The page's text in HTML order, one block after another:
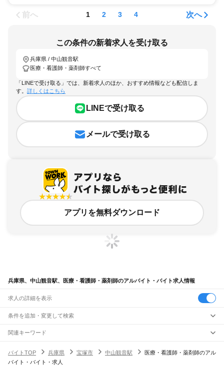
前へ 1 2 3 4 次へ
この条件の新着求人を受け取る
兵庫県 / 中山観音駅
医療・看護師・薬剤師すべて
「LINEで受け取る」では、新着求人のほか、おすすめ情報なども配信しま
す。 詳しくはこちら
LINEで受け取る
メールで受け取る
アプリを無料ダウンロード
兵庫県、中山観音駅、医療・看護師・薬剤師のアルバイト・バイト求人情報
求人の詳細を表示
条件を追加・変更して検索
市区町村を追加・変更
兵庫県すべて
神戸市 すべて
駅を追加・変更
職種を追加・変更
関連キーワード
バイトTOP
兵庫県 宝塚市 中山観音駅
医療・看護師・薬剤師のアル
バイト・バイト・求人